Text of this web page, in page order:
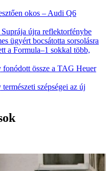
okos – Audi Q6
újra reflektorfénybe
ügyért bocsátotta sorsolásra
a Formula–1 sokkal több,
össze a TAG Heuer
szépségei az új